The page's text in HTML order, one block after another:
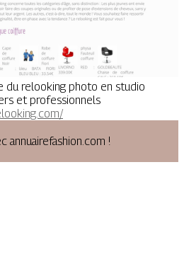
du relooking photo en studio
et professionnels
annuairefashion.com !